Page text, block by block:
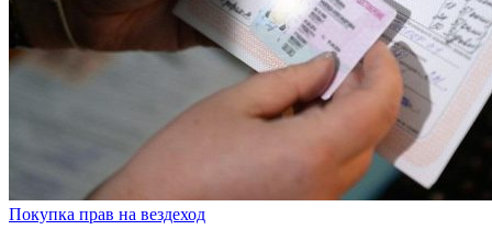
Покупка прав на вездеход